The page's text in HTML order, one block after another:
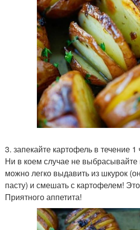
3. запекайте картофель в течение 1
Ни в коем случае не выбрасывайте
можно легко выдавить из шкурок
пасту) и смешать с картофелем!
Приятного аппетита!